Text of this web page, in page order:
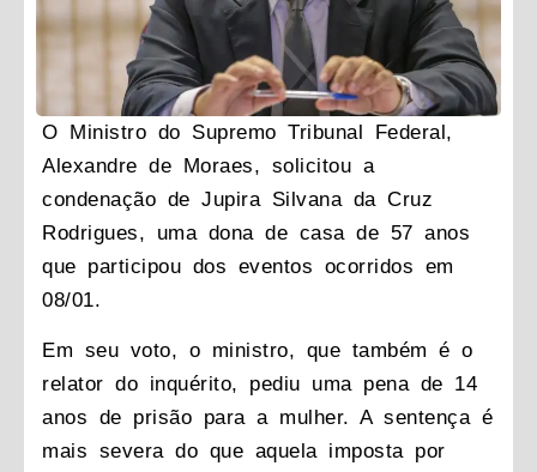
O Ministro do Supremo Tribunal Federal,
Alexandre de Moraes, solicitou a
condenação de Jupira Silvana da Cruz
Rodrigues, uma dona de casa de 57 anos
que participou dos eventos ocorridos em
08/01.
Em seu voto, o ministro, que também é o
relator do inquérito, pediu uma pena de 14
anos de prisão para a mulher. A sentença é
mais severa do que aquela imposta por